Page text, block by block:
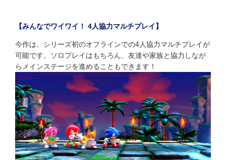
【みんなでワイワイ！ 4人協力マルチプレイ】
今作は、シリーズ初のオフラインでの4人協力マルチプレイが
可能です。ソロプレイはもちろん、友達や家族と協力しなが
らメインステージを進めることもできます！